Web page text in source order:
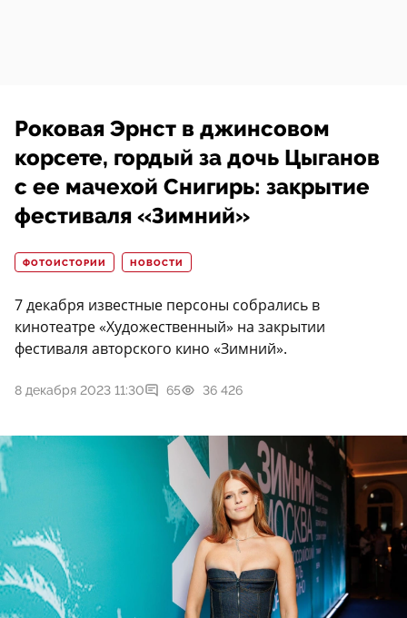
Роковая Эрнст в джинсовом
корсете, гордый за дочь Цыганов
с ее мачехой Снигирь: закрытие
фестиваля «Зимний»
ФОТОИСТОРИИ НОВОСТИ
7 декабря известные персоны собрались в
кинотеатре «Художественный» на закрытии
фестиваля авторского кино «Зимний».
8 декабря 2023 11:30 65 36 426